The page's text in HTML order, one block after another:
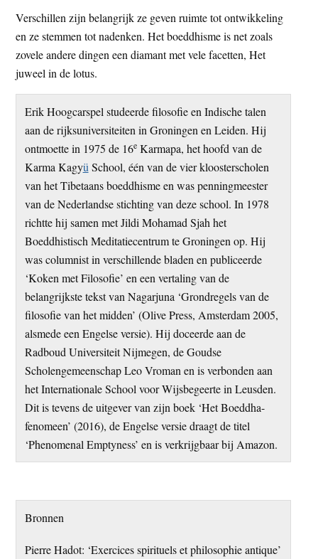
Verschillen zijn belangrijk ze geven ruimte tot ontwikkeling
en ze stemmen tot nadenken. Het boeddhisme is net zoals
zovele andere dingen een diamant met vele facetten, Het
juweel in de lotus.
Erik Hoogcarspel studeerde filosofie en Indische talen
aan de rijksuniversiteiten in Groningen en Leiden. Hij
ontmoette in 1975 de 16eKarmapa, het hoofd van de
Karma Kagyü School, één van de vier kloosterscholen
van het Tibetaans boeddhisme en was penningmeester
van de Nederlandse stichting van deze school. In 1978
richtte hij samen met Jildi Mohamad Sjah het
Boeddhistisch Meditatiecentrum te Groningen op. Hij
was columnist in verschillende bladen en publiceerde
‘Koken met Filosofie’ en een vertaling van de
belangrijkste tekst van Nagarjuna ‘Grondregels van de
filosofie van het midden’ (Olive Press, Amsterdam 2005,
alsmede een Engelse versie). Hij doceerde aan de
Radboud Universiteit Nijmegen, de Goudse
Scholengemeenschap Leo Vroman en is verbonden aan
het Internationale School voor Wijsbegeerte in Leusden.
Dit is tevens de uitgever van zijn boek ‘Het Boeddha-
fenomeen’ (2016), de Engelse versie draagt de titel
‘Phenomenal Emptyness’ en is verkrijgbaar bij Amazon.
Bronnen
Pierre Hadot: ‘Exercices spirituels et philosophie antique’